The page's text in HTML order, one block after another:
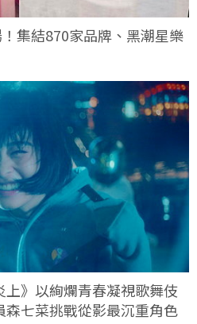
集結870家品牌、黑潮星樂
》以絢爛青春凝視歌舞伎
七菜挑戰從影最沉重角色